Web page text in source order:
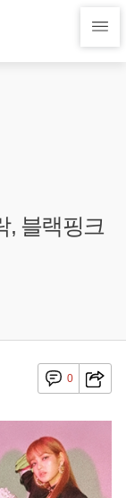
, 블랙핑크
0